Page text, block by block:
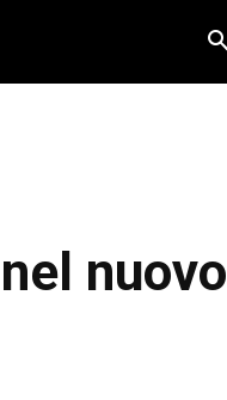
nuovo